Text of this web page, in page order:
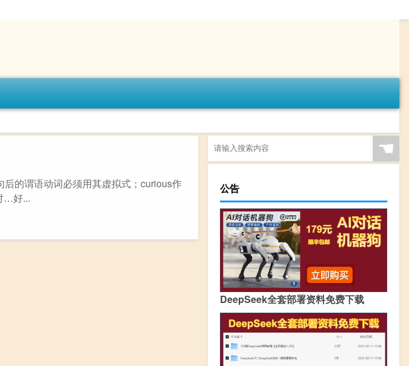
的谓语动词必须用其虚拟式；curious作
…好...
☚
公告
DeepSeek全套部署资料免费下载